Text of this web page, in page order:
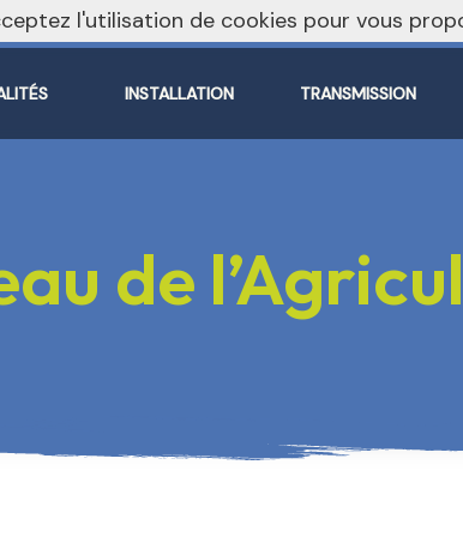
INSTALLATION TRANSMISSION
de
l'utilisation de cookies pour vous